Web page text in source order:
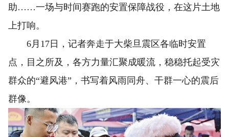
助……一场与时间赛跑的安置保障战役，在这片土地
上打响。
6月17日，记者奔走于大柴旦震区各临时安置
点，目之所及，各方力量汇聚成暖流，稳稳托起受灾
群众的“避风港”，书写着风雨同舟、干群一心的震后
群像。